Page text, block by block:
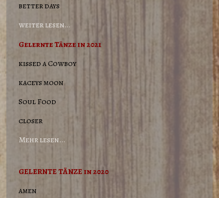
better days
weiter lesen…
Gelernte Tänze in 2021
kissed a Cowboy
kaceys moon
Soul Food
closer
Mehr lesen…
GELERNTE TÄNZE in 2020
amen